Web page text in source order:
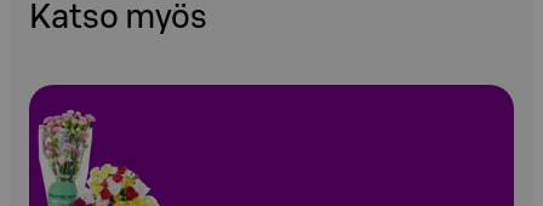
Katso myös